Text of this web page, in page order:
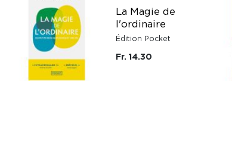
La Magie de
l'ordinaire
Édition Pocket
Fr. 14.30